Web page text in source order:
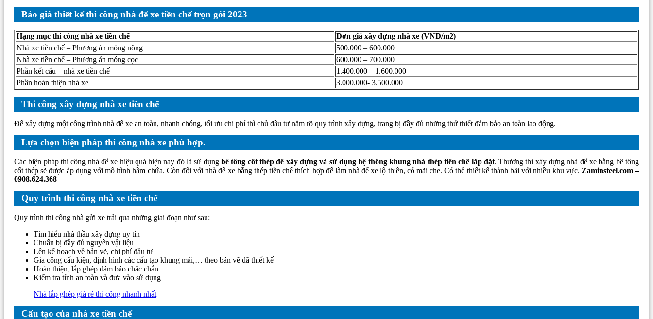
Báo giá thiết kế thi công nhà để xe tiền chế trọn gói 2023
Hạng mục thi công nhà xe tiền chế
Đơn giá xây dựng nhà xe (VNĐ/m2)
Nhà xe tiền chế – Phương án móng nông
500.000 – 600.000
Nhà xe tiền chế – Phương án móng cọc
600.000 – 700.000
Phần kết cấu – nhà xe tiền chế
1.400.000 – 1.600.000
Phần hoàn thiện nhà xe
3.000.000- 3.500.000
Thi công xây dựng nhà xe tiền chế
Để xây dựng một công trình nhà để xe an toàn, nhanh chóng, tối ưu chi phí thì chủ đầu tư nắm rõ quy trình xây dựng, trang bị đầy đủ những thứ thiết đảm bảo an toàn lao động.
Lựa chọn biện pháp thi công nhà xe phù hợp.
Các biện pháp thi công nhà để xe hiệu quả hiện nay đó là sử dụngbê tông cốt thép để xây dựng và sử dụng hệ thống khung nhà thép tiền chế lắp đặt. Thường thì xây dựng nhà để xe bằng bê tông
cốt thép sẽ được áp dụng với mô hình hầm chứa. Còn đối với nhà để xe bằng thép tiền chế thích hợp để làm nhà để xe lộ thiên, có mãi che. Có thể thiết kế thành bãi với nhiều khu vực. Zaminsteel.com –
0908.624.368
Quy trình thi công nhà xe tiền chế
Quy trình thi công nhà gửi xe trải qua những giai đoạn như sau:
Tìm hiểu nhà thầu xây dựng uy tín
Chuẩn bị đầy đủ nguyên vật liệu
Lên kế hoạch về bản vẽ, chi phí đầu tư
Gia công cấu kiện, định hình các cấu tạo khung mái,… theo bản vẽ đã thiết kế
Hoàn thiện, lắp ghép đảm bảo chắc chắn
Kiểm tra tính an toàn và đưa vào sử dụng
Nhà lắp ghép giá rẻ thi công nhanh nhất
Cấu tạo của nhà xe tiền chế